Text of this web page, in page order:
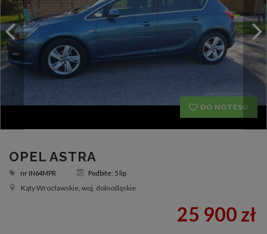
DO NOTESU
OPEL ASTRA
nr IN64MPR Podbite: 5 lip
Kąty Wrocławskie, woj. dolnośląskie
25 900 zł